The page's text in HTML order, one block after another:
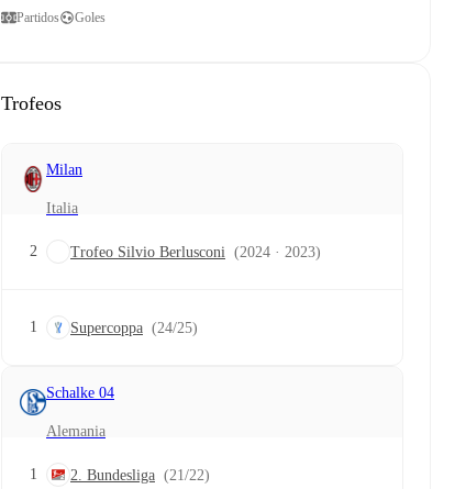
Partidos Goles
Trofeos
Milan
Italia
2 Trofeo Silvio Berlusconi (2024 · 2023)
1 Supercoppa (24/25)
Schalke 04
Alemania
1 2. Bundesliga (21/22)